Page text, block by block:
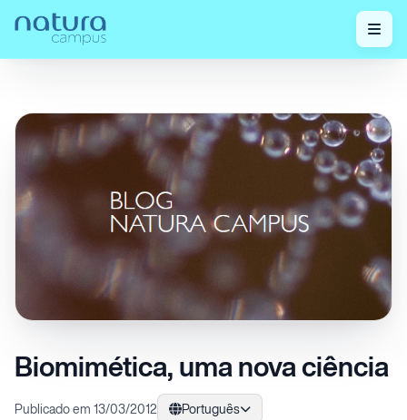
Biomimética, uma nova ciência
Publicado em 13/03/2012
Português